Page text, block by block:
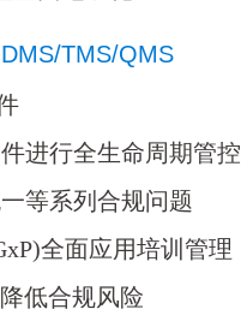
TMS/QMS
进行全生命周期管控
等系列合规问题
全面应用培训管理
低合规风险